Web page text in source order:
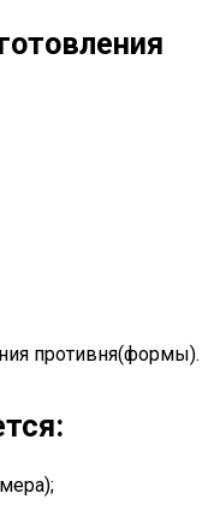
противня(формы).